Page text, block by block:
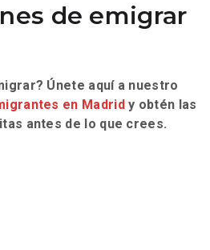
de emigrar
Únete aquí a nuestro
en Madridy obtén las
antes de lo que crees.